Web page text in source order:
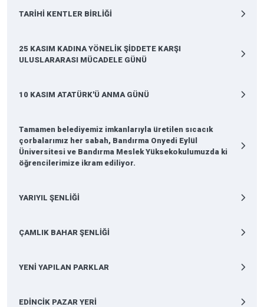
TARİHİ KENTLER BİRLİĞİ
25 KASIM KADINA YÖNELİK ŞİDDETE KARŞI
ULUSLARARASI MÜCADELE GÜNÜ
10 KASIM ATATÜRK'Ü ANMA GÜNÜ
Tamamen belediyemiz imkanlarıyla üretilen sıcacık
çorbalarımız her sabah, Bandırma Onyedi Eylül
Üniversitesi ve Bandırma Meslek Yüksekokulumuzda ki
öğrencilerimize ikram ediliyor.
YARIYIL ŞENLİĞİ
ÇAMLIK BAHAR ŞENLİĞİ
YENİ YAPILAN PARKLAR
EDİNCİK PAZAR YERİ